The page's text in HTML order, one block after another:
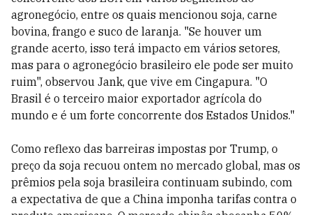
agronegócio, entre os quais mencionou soja, carne
bovina, frango e suco de laranja. "Se houver um
grande acerto, isso terá impacto em vários setores,
mas para o agronegócio brasileiro ele pode ser muito
ruim", observou Jank, que vive em Cingapura. "O
Brasil é o terceiro maior exportador agrícola do
mundo e é um forte concorrente dos Estados Unidos."
Como reflexo das barreiras impostas por Trump, o
preço da soja recuou ontem no mercado global, mas os
prêmios pela soja brasileira continuam subindo, com
a expectativa de que a China imponha tarifas contra o